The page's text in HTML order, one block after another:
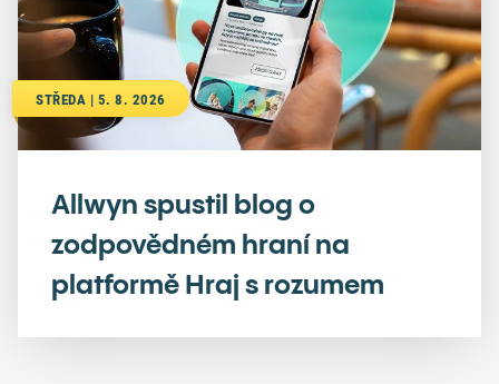
STŘEDA | 5. 8. 2026
Allwyn spustil blog o
zodpovědném hraní na
platformě Hraj s rozumem